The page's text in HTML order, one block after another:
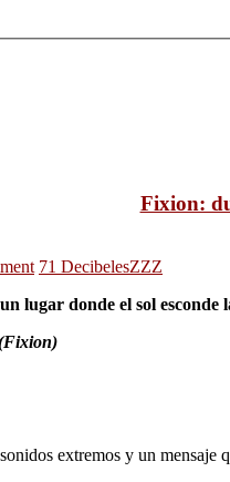
Fixion:
71 DecibelesZZZ
lugar donde el sol
extremos y un mensaje